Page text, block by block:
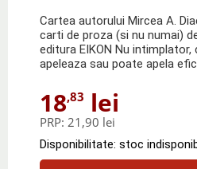
Cartea autorului Mircea A.
carti de proza (si nu numai)
editura EIKON Nu intimplator,
apeleaza sau poate apela
18,83 lei
PRP: 21,90 lei
Disponibilitate: stoc